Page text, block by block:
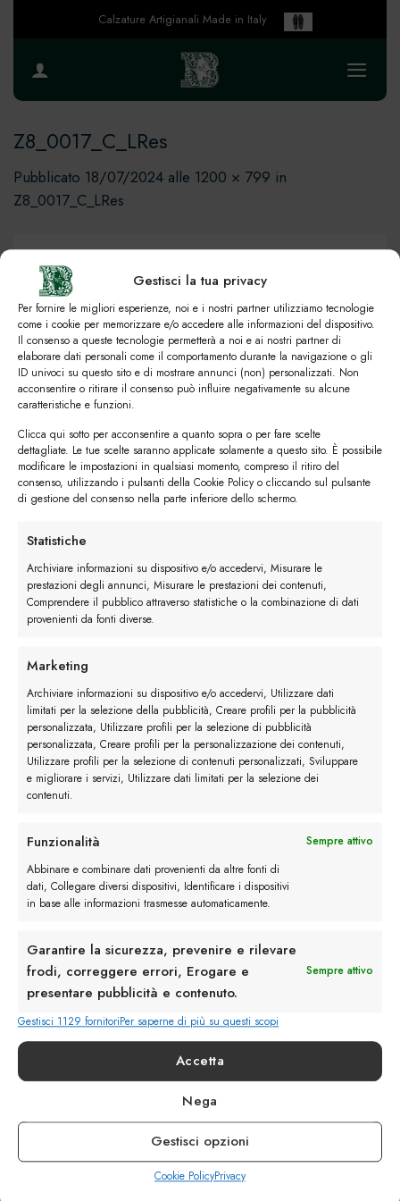
Gestisci la tua privacy
Per fornire le migliori esperienze, noi e i nostri partner utilizziamo tecnologie
come i cookie per memorizzare e/o accedere alle informazioni del dispositivo.
Il consenso a queste tecnologie permetterà a noi e ai nostri partner di
elaborare dati personali come il comportamento durante la navigazione o gli
ID univoci su questo sito e di mostrare annunci (non) personalizzati. Non
acconsentire o ritirare il consenso può influire negativamente su alcune
caratteristiche e funzioni.
Clicca qui sotto per acconsentire a quanto sopra o per fare scelte
dettagliate. Le tue scelte saranno applicate solamente a questo sito. È possibile
modificare le impostazioni in qualsiasi momento, compreso il ritiro del
consenso, utilizzando i pulsanti della Cookie Policy o cliccando sul pulsante
di gestione del consenso nella parte inferiore dello schermo.
Statistiche
Archiviare informazioni su dispositivo e/o accedervi, Misurare le
prestazioni degli annunci, Misurare le prestazioni dei contenuti,
Comprendere il pubblico attraverso statistiche o la combinazione di dati
provenienti da fonti diverse.
Marketing
Archiviare informazioni su dispositivo e/o accedervi, Utilizzare dati
limitati per la selezione della pubblicità, Creare profili per la pubblicità
personalizzata, Utilizzare profili per la selezione di pubblicità
personalizzata, Creare profili per la personalizzazione dei contenuti,
Utilizzare profili per la selezione di contenuti personalizzati, Sviluppare
e migliorare i servizi, Utilizzare dati limitati per la selezione dei
contenuti.
Funzionalità
Sempre attivo
Abbinare e combinare dati provenienti da altre fonti di
dati, Collegare diversi dispositivi, Identificare i dispositivi
in base alle informazioni trasmesse automaticamente.
Garantire la sicurezza, prevenire e rilevare
frodi, correggere errori, Erogare e
presentare pubblicità e contenuto.
Sempre attivo
Gestisci 1129 fornitoriPer saperne di più su questi scopi
Accetta
Nega
Gestisci opzioni
Cookie PolicyPrivacy
Calzature Artigianali Made in Italy
Z8_0017_C_LRes
Pubblicato 18/07/2024 alle 1200 × 799 in
Z8_0017_C_LRes
←Precedente
Successivo→
Lascia un commento
Devi essere
Servizio Clienti
info@calzaturebelfiore.com
MI 20145 • Milano
Via Belfiore 9
Termini e Condizioni
Resi e Rimborsi
Spedizioni
Privacy